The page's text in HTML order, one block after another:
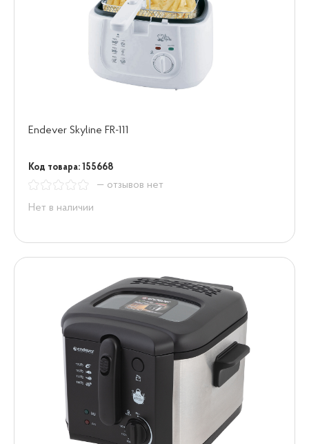
Endever Skyline FR-111
Код товара: 155668
— отзывов нет
Нет в наличии